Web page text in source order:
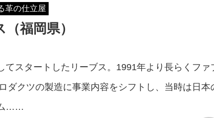
革の仕立屋
福岡県）
てスタートしたリーブス。1991年より長らくファ
ダクツの製造に事業内容をシフトし、当時は日本
ム……